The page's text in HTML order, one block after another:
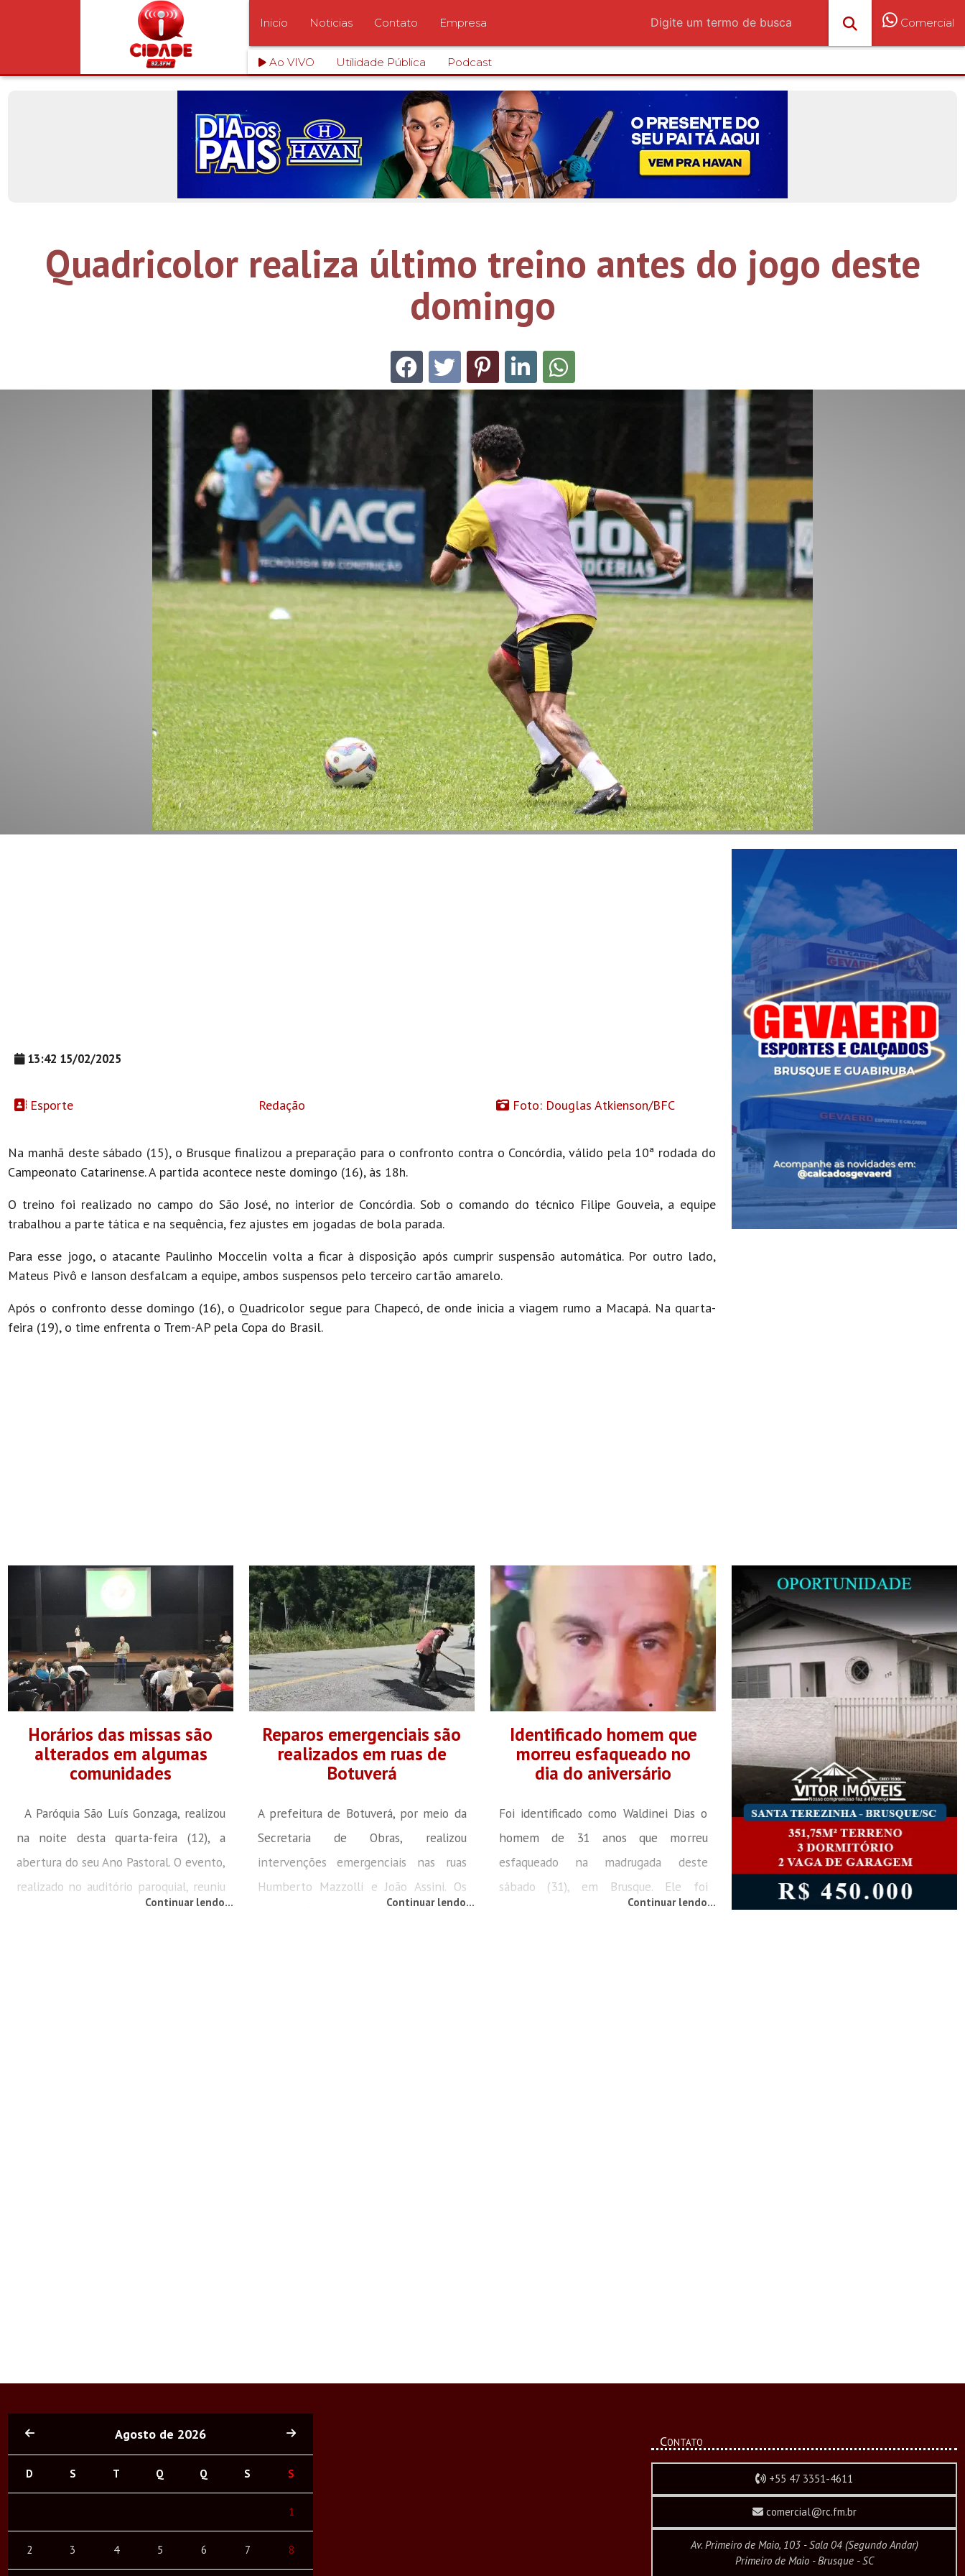
Inicio Noticias Contato Empresa Comercial
Ao VIVO Utilidade Pública Podcast
Quadricolor realiza último treino antes do jogo deste
domingo
13:42 15/02/2025
Esporte Redação Foto: Douglas Atkienson/BFC
Na manhã deste sábado (15), o Brusque finalizou a preparação para o confronto contra o Concórdia, válido pela 10ª rodada do
Campeonato Catarinense. A partida acontece neste domingo (16), às 18h.
O treino foi realizado no campo do São José, no interior de Concórdia. Sob o comando do técnico Filipe Gouveia, a equipe
trabalhou a parte tática e na sequência, fez ajustes em jogadas de bola parada.
Para esse jogo, o atacante Paulinho Moccelin volta a ficar à disposição após cumprir suspensão automática. Por outro lado,
Mateus Pivô e Ianson desfalcam a equipe, ambos suspensos pelo terceiro cartão amarelo.
Após o confronto desse domingo (16), o Quadricolor segue para Chapecó, de onde inicia a viagem rumo a Macapá. Na quarta-
feira (19), o time enfrenta o Trem-AP pela Copa do Brasil.
Horários das missas são
alterados em algumas
comunidades
A Paróquia São Luís Gonzaga, realizou
na noite desta quarta-feira (12), a
abertura do seu Ano Pastoral. O evento,
realizado no auditório paroquial, reuniu
lideranças de movimentos e pastorais
Continuar lendo...
Reparos emergenciais são
realizados em ruas de
Botuverá
A prefeitura de Botuverá, por meio da
Secretaria de Obras, realizou
intervenções emergenciais nas ruas
Humberto Mazzolli e João Assini. Os
reparos são provisórios e visam garantir
Continuar lendo...
Identificado homem que
morreu esfaqueado no
dia do aniversário
Foi identificado como Waldinei Dias o
homem de 31 anos que morreu
esfaqueado na madrugada deste
sábado (31), em Brusque. Ele foi
morto no dia de seu aniversário, após
Continuar lendo...
Agosto de 2026
D S T Q Q S S
1
2 3 4 5 6 7 8
Contato
+55 47 3351-4611
comercial@rc.fm.br
Av. Primeiro de Maio, 103 - Sala 04 (Segundo Andar)
Primeiro de Maio - Brusque - SC